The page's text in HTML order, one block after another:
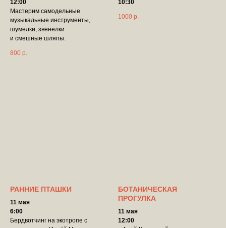
12:00
Мастерим самодельные
музыкальные инструменты,
шумелки, звенелки
и смешные шляпы.
800 р.
10:30
1000 р.
РАННИЕ ПТАШКИ
11 мая
6:00
Бердвотчинг на экотропе с
БОТАНИЧЕСКАЯ
ПРОГУЛКА
11 мая
12:00